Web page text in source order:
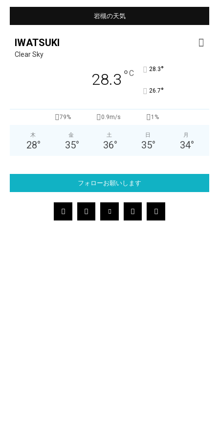
岩槻の天気
IWATSUKI
Clear Sky
28.3 °C 28.3°
26.7°
79% 0.9m/s 1%
木
28°
金
35°
土
36°
日
35°
月
34°
フォローお願いします